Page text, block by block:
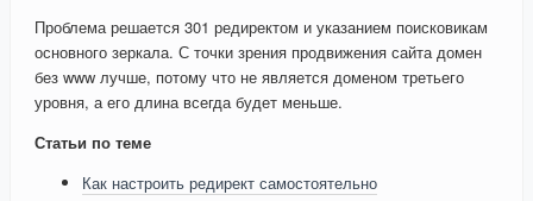
Проблема решается 301 редиректом и указанием поисковикам
основного зеркала. С точки зрения продвижения сайта домен
без www лучше, потому что не является доменом третьего
уровня, а его длина всегда будет меньше.
Статьи по теме
Как настроить редирект самостоятельно